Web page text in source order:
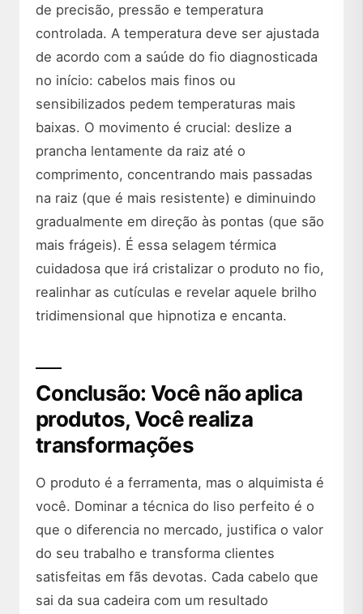
de precisão, pressão e temperatura
controlada. A temperatura deve ser ajustada
de acordo com a saúde do fio diagnosticada
no início: cabelos mais finos ou
sensibilizados pedem temperaturas mais
baixas. O movimento é crucial: deslize a
prancha lentamente da raiz até o
comprimento, concentrando mais passadas
na raiz (que é mais resistente) e diminuindo
gradualmente em direção às pontas (que são
mais frágeis). É essa selagem térmica
cuidadosa que irá cristalizar o produto no fio,
realinhar as cutículas e revelar aquele brilho
tridimensional que hipnotiza e encanta.
Conclusão: Você não aplica
produtos, Você realiza
transformações
O produto é a ferramenta, mas o alquimista é
você. Dominar a técnica do liso perfeito é o
que o diferencia no mercado, justifica o valor
do seu trabalho e transforma clientes
satisfeitas em fãs devotas. Cada cabelo que
sai da sua cadeira com um resultado